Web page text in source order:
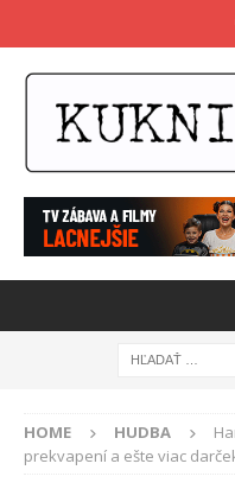
HOME HUDBA
prekvapení a ešte viac